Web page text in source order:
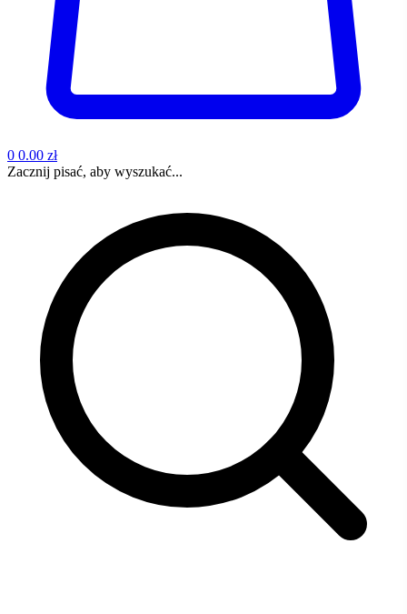
0 0.00 zł
Zacznij pisać, aby wyszukać...